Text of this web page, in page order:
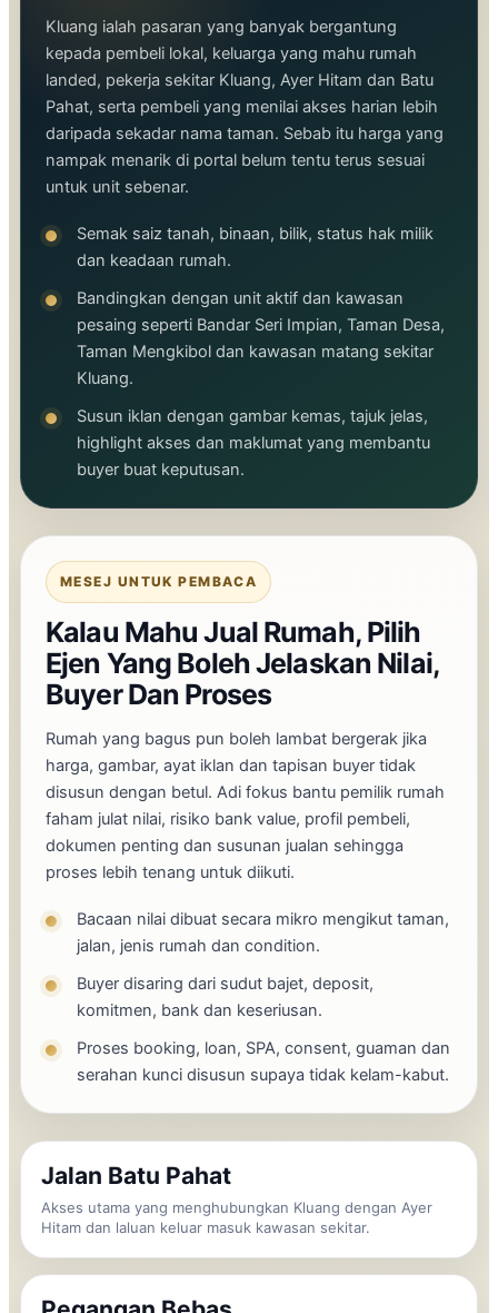
Kluang ialah pasaran yang banyak bergantung
kepada pembeli lokal, keluarga yang mahu rumah
landed, pekerja sekitar Kluang, Ayer Hitam dan Batu
Pahat, serta pembeli yang menilai akses harian lebih
daripada sekadar nama taman. Sebab itu harga yang
nampak menarik di portal belum tentu terus sesuai
untuk unit sebenar.
Semak saiz tanah, binaan, bilik, status hak milik
dan keadaan rumah.
Bandingkan dengan unit aktif dan kawasan
pesaing seperti Bandar Seri Impian, Taman Desa,
Taman Mengkibol dan kawasan matang sekitar
Kluang.
Susun iklan dengan gambar kemas, tajuk jelas,
highlight akses dan maklumat yang membantu
buyer buat keputusan.
MESEJ UNTUK PEMBACA
Kalau Mahu Jual Rumah, Pilih
Ejen Yang Boleh Jelaskan Nilai,
Buyer Dan Proses
Rumah yang bagus pun boleh lambat bergerak jika
harga, gambar, ayat iklan dan tapisan buyer tidak
disusun dengan betul. Adi fokus bantu pemilik rumah
faham julat nilai, risiko bank value, profil pembeli,
dokumen penting dan susunan jualan sehingga
proses lebih tenang untuk diikuti.
Bacaan nilai dibuat secara mikro mengikut taman,
jalan, jenis rumah dan condition.
Buyer disaring dari sudut bajet, deposit,
komitmen, bank dan keseriusan.
Proses booking, loan, SPA, consent, guaman dan
serahan kunci disusun supaya tidak kelam-kabut.
Jalan Batu Pahat
Akses utama yang menghubungkan Kluang dengan Ayer
Hitam dan laluan keluar masuk kawasan sekitar.